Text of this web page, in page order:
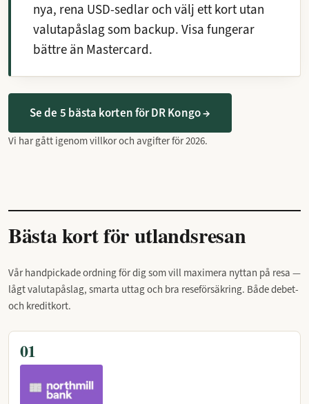
nya, rena USD-sedlar och välj ett kort utan
valutapåslag som backup. Visa fungerar
bättre än Mastercard.
Se de 5 bästa korten för DR Kongo →
Vi har gått igenom villkor och avgifter för 2026.
Bästa kort för utlandsresan
Vår handpickade ordning för dig som vill maximera nyttan på resa —
lågt valutapåslag, smarta uttag och bra reseförsäkring. Både debet-
och kreditkort.
01